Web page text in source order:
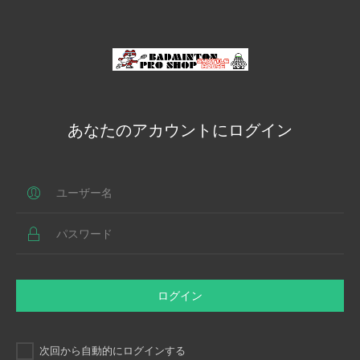
あなたのアカウントにログイン
ログイン
次回から自動的にログインする